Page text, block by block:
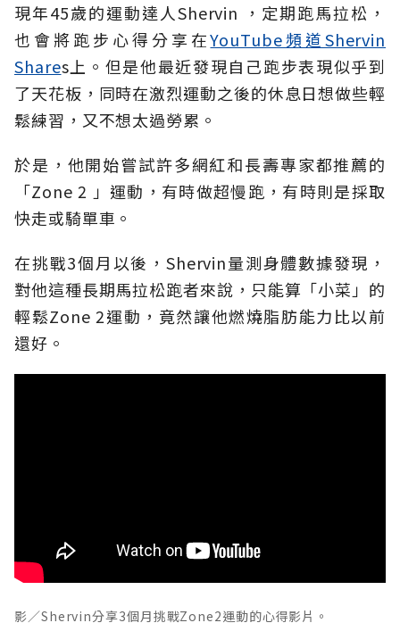
現年45歲的運動達人Shervin ，定期跑馬拉松，
也會將跑步心得分享在YouTube頻道Shervin
Shares上。但是他最近發現自己跑步表現似乎到
了天花板，同時在激烈運動之後的休息日想做些輕
鬆練習，又不想太過勞累。
於是，他開始嘗試許多網紅和長壽專家都推薦的
「Zone 2 」 運動，有時做超慢跑，有時則是採取
快走或騎單車。
在挑戰3個月以後， Shervin量測身體數據發現，
對他這種長期馬拉松跑者來說，只能算 「小菜 」 的
輕鬆Zone 2運動，竟然讓他燃燒脂肪能力比以前
還好。
影／Shervin分享3個月挑戰Zone2運動的心得影片。